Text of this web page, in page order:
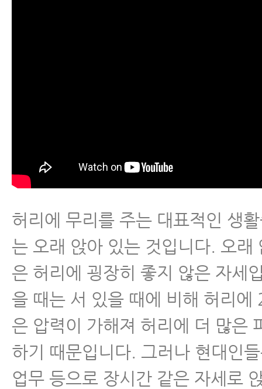
허리에 무리를 주는 대표적인 생
는 오래 앉아 있는 것입니다. 오래
은 허리에 굉장히 좋지 않은 자세
을 때는 서 있을 때에 비해 허리
은 압력이 가해져 허리에 더 많은
하기 때문입니다. 그러나 현대인
업무 등으로 장시간 같은 자세로